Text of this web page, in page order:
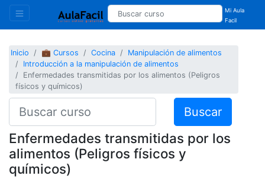
Mi Aula
Facil
Inicio 💼 Cursos Cocina
Manipulación de alimentos
Introducción a la manipulación de alimentos
Enfermedades transmitidas por los alimentos (Peligros
físicos y químicos)
Buscar
Enfermedades transmitidas por los
alimentos (Peligros físicos y
químicos)